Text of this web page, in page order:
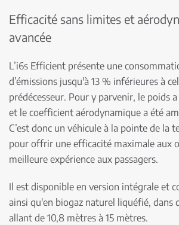
Efficacité sans limites et
avancée
L’i6s Efficient présente une
d’émissions jusqu'à 13 % inférieures à
prédécesseur. Pour y parvenir, le poids
et le coefficient aérodynamique a été
C’est donc un véhicule à la pointe de la
pour offrir une efficacité maximale aux
meilleure expérience aux passagers.
Il est disponible en version intégrale et
ainsi qu'en biogaz naturel liquéfié, dans
allant de 10,8 mètres à 15 mètres.